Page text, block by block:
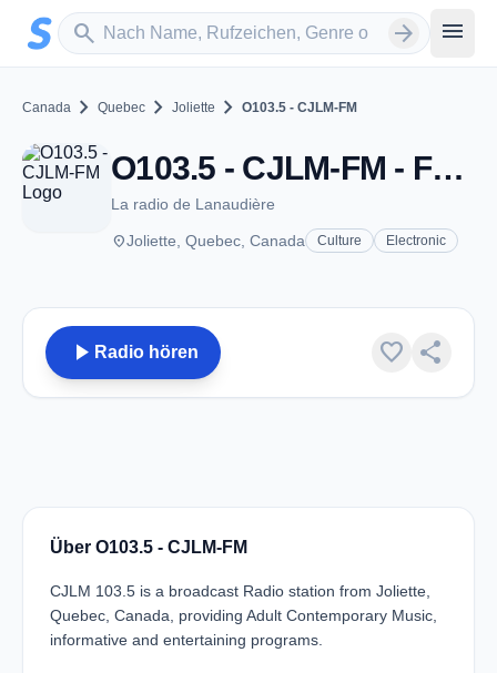
Zum Hauptinhalt springen
search
Sender suchen arrow_forward menu
Canada chevron_right Quebec chevron_right Joliette chevron_right O103.5 - CJLM-FM
O103.5 - CJLM-FM - FM 103.5 - Joliette, QC
La radio de Lanaudière
placeJoliette, Quebec, Canada Culture Electronic
play_arrow Radio hören favorite share
Über O103.5 - CJLM-FM
CJLM 103.5 is a broadcast Radio station from Joliette,
Quebec, Canada, providing Adult Contemporary Music,
informative and entertaining programs.